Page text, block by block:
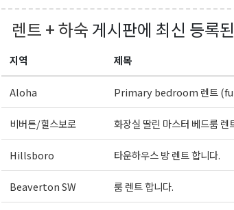
렌트 + 하숙 게시판에 최신 등록
지역 제목
Aloha Primary bedroom 렌트
비버튼/힐스보로 화장실 딸린 마스터 베드룸 렌
Hillsboro 타운하우스 방 렌트 합니다.
Beaverton SW 룸 렌트 합니다.
매주 오레곤K 뉴스레터를 통해 다양한 로컬
보실수 있습니다.
Email
First Name
Last Name